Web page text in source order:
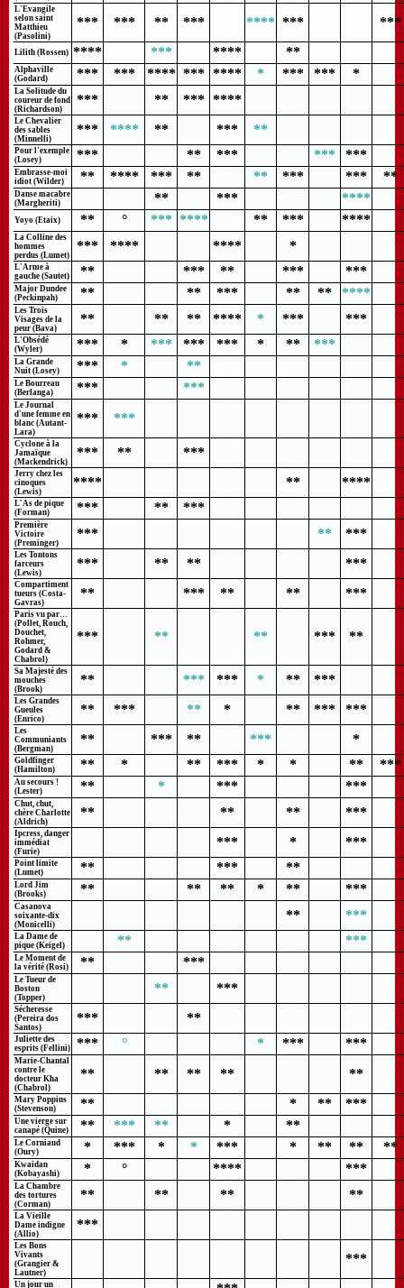
L'Evangile
selon saint
Matthieu
(Pasolini)
*** *** ** *** **** *** ***
Lilith (Rossen) **** *** **** **
Alphaville
(Godard)
*** *** **** *** **** * *** *** *
La Solitude du
coureur de fond
(Richardson)
*** ** *** ****
Le Chevalier
des sables
(Minnelli)
*** **** ** *** **
Pour l'exemple
(Losey)
*** ** *** *** ***
Embrasse-moi
idiot (Wilder)
** **** *** ** ** *** *** **
Danse macabre
(Margheriti)
** *** ****
Yoyo (Etaix) ** ° *** **** ** *** ****
La Colline des
hommes
perdus (Lumet)
*** **** **** *
L'Arme à
gauche (Sautet)
** *** ** *** ***
Major Dundee
(Peckinpah)
** ** *** ** ** ****
Les Trois
Visages de la
peur (Bava)
** ** ** **** * *** ***
L'Obsédé
(Wyler)
*** * *** *** *** * ** ***
La Grande
Nuit (Losey)
*** * **
Le Bourreau
(Berlanga)
*** ***
Le Journal
d'une femme en
blanc (Autant-
Lara)
*** ***
Cyclone à la
Jamaïque
(Mackendrick)
*** ** ***
Jerry chez les
cinoques
(Lewis)
**** ** ****
L'As de pique
(Forman)
*** ** ***
Première
Victoire
(Preminger)
*** ** ***
Les Tontons
farceurs
(Lewis)
*** ** ** ***
Compartiment
tueurs (Costa-
Gavras)
** *** ** ** ***
Paris vu par…
(Pollet, Rouch,
Douchet,
Rohmer,
Godard &
Chabrol)
*** ** ** *** **
Sa Majesté des
mouches
(Brook)
** *** *** * ** ***
Les Grandes
Gueules
(Enrico)
** *** ** * ** *** ***
Les
Communiants
(Bergman)
** *** ** *** *
Goldfinger
(Hamilton)
** * ** *** * * ** ***
Au secours !
(Lester)
** * *** ***
Chut, chut,
chère Charlotte
(Aldrich)
** ** ** ***
Ipcress, danger
immédiat
(Furie)
*** * ***
Point limite
(Lumet)
** *** **
Lord Jim
(Brooks)
** ** ** * ** ***
Casanova
soixante-dix
(Monicelli)
** ***
La Dame de
pique (Keigel)
** ***
Le Moment de
la vérité (Rosi)
** ***
Le Tueur de
Boston
(Topper)
** ***
Sécheresse
(Pereira dos
Santos)
*** **
Juliette des
esprits (Fellini)
*** ° * *** ***
Marie-Chantal
contre le
docteur Kha
(Chabrol)
** ** ** ** **
Mary Poppins
(Stevenson)
** * ** ***
Une vierge sur
canapé (Quine)
** *** ** * **
Le Corniaud
(Oury)
* *** * * *** * ** ** **
Kwaidan
(Kobayashi)
* ° **** ***
La Chambre
des tortures
(Corman)
** ** ** **
La Vieille
Dame indigne
(Allio)
***
Les Bons
Vivants
(Grangier &
Lautner)
***
Un jour un